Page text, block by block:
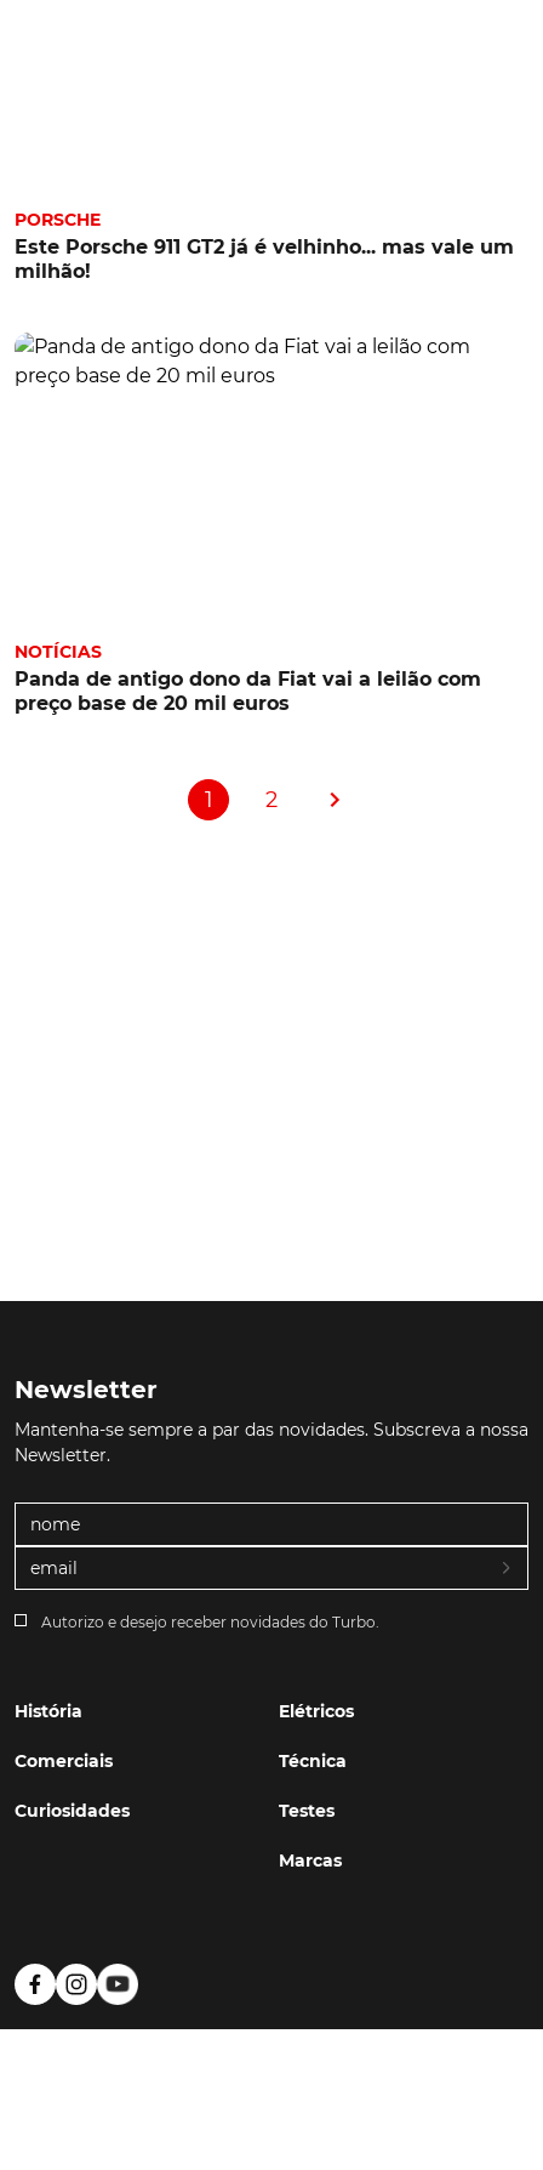
PORSCHE
Este Porsche 911 GT2 já é velhinho... mas vale um
milhão!
NOTÍCIAS
Panda de antigo dono da Fiat vai a leilão com
preço base de 20 mil euros
1 2
Newsletter
Mantenha-se sempre a par das novidades. Subscreva a nossa
Newsletter.
Autorizo e desejo receber novidades do Turbo.
História
Comerciais
Curiosidades
Elétricos
Técnica
Testes
Marcas